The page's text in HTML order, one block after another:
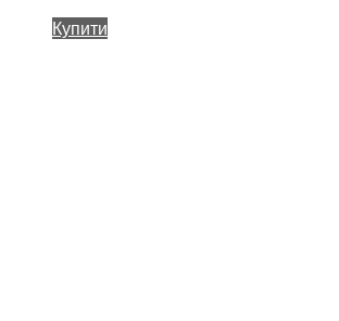
Купити